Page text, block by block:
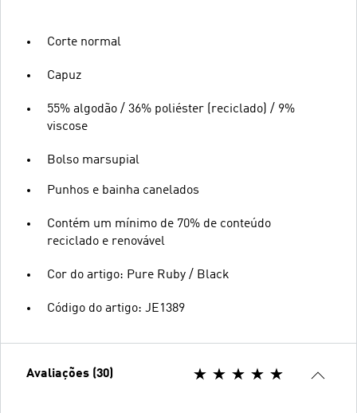
Corte normal
Capuz
55% algodão / 36% poliéster (reciclado) / 9%
viscose
Bolso marsupial
Punhos e bainha canelados
Contém um mínimo de 70% de conteúdo
reciclado e renovável
Cor do artigo: Pure Ruby / Black
Código do artigo: JE1389
Avaliações (30)